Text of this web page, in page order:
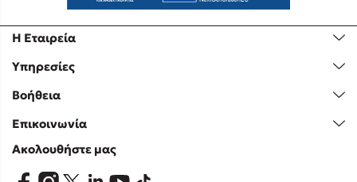
Η Εταιρεία
Υπηρεσίες
Βοήθεια
Επικοινωνία
Ακολουθήστε μας